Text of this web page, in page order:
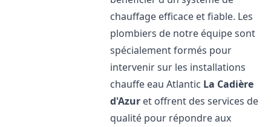
chauffage efficace et fiable. Les
plombiers de notre équipe sont
spécialement formés pour
intervenir sur les installations
chauffe eau Atlantic La Cadière
d'Azur et offrent des services de
qualité pour répondre aux